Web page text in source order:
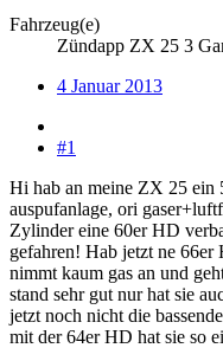
Fahrzeug(e)
Zündapp ZX 25 3
4 Januar 2013
#1
Hi hab an meine ZX 25 ein
auspufanlage, ori
Zylinder eine 60er HD
gefahren! Hab jetzt ne
nimmt kaum gas an und
stand sehr gut nur hat sie
jetzt noch nicht die
mit der 64er HD hat sie so